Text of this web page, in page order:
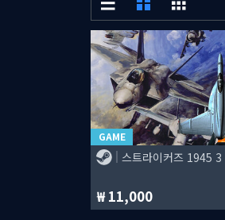
GAME
스트라이커즈 1945 3
11,000